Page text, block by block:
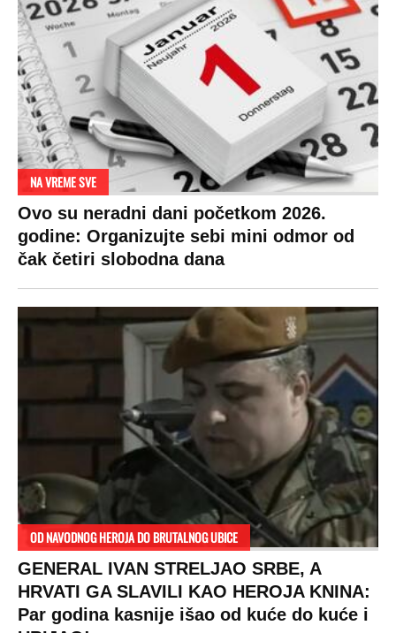
NA VREME SVE
Ovo su neradni dani početkom 2026.
godine: Organizujte sebi mini odmor od
čak četiri slobodna dana
OD NAVODNOG HEROJA DO BRUTALNOG UBICE
GENERAL IVAN STRELJAO SRBE, A
HRVATI GA SLAVILI KAO HEROJA KNINA:
Par godina kasnije išao od kuće do kuće i